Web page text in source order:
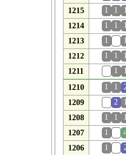
1215
1 1
1214
1 1
1213
1
1212
1 1
1211
1
1210
1 1
1209
2
1208
1 1
1207
1
1206
1